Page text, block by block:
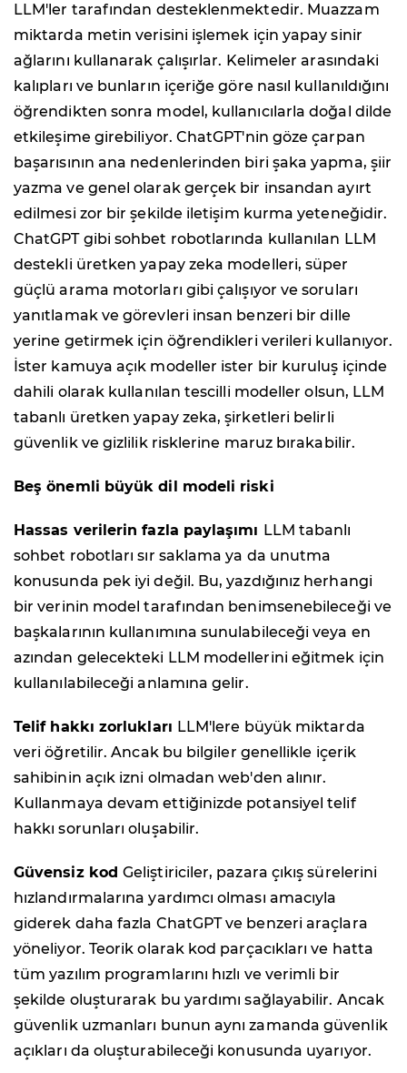
LLM'ler tarafından desteklenmektedir. Muazzam
miktarda metin verisini işlemek için yapay sinir
ağlarını kullanarak çalışırlar. Kelimeler arasındaki
kalıpları ve bunların içeriğe göre nasıl kullanıldığını
öğrendikten sonra model, kullanıcılarla doğal dilde
etkileşime girebiliyor. ChatGPT'nin göze çarpan
başarısının ana nedenlerinden biri şaka yapma, şiir
yazma ve genel olarak gerçek bir insandan ayırt
edilmesi zor bir şekilde iletişim kurma yeteneğidir.
ChatGPT gibi sohbet robotlarında kullanılan LLM
destekli üretken yapay zeka modelleri, süper
güçlü arama motorları gibi çalışıyor ve soruları
yanıtlamak ve görevleri insan benzeri bir dille
yerine getirmek için öğrendikleri verileri kullanıyor.
İster kamuya açık modeller ister bir kuruluş içinde
dahili olarak kullanılan tescilli modeller olsun, LLM
tabanlı üretken yapay zeka, şirketleri belirli
güvenlik ve gizlilik risklerine maruz bırakabilir.
Beş önemli büyük dil modeli riski
Hassas verilerin fazla paylaşımı LLM tabanlı
sohbet robotları sır saklama ya da unutma
konusunda pek iyi değil. Bu, yazdığınız herhangi
bir verinin model tarafından benimsenebileceği ve
başkalarının kullanımına sunulabileceği veya en
azından gelecekteki LLM modellerini eğitmek için
kullanılabileceği anlamına gelir.
Telif hakkı zorlukları LLM'lere büyük miktarda
veri öğretilir. Ancak bu bilgiler genellikle içerik
sahibinin açık izni olmadan web'den alınır.
Kullanmaya devam ettiğinizde potansiyel telif
hakkı sorunları oluşabilir.
Güvensiz kodGeliştiriciler, pazara çıkış sürelerini
hızlandırmalarına yardımcı olması amacıyla
giderek daha fazla ChatGPT ve benzeri araçlara
yöneliyor. Teorik olarak kod parçacıkları ve hatta
tüm yazılım programlarını hızlı ve verimli bir
şekilde oluşturarak bu yardımı sağlayabilir. Ancak
güvenlik uzmanları bunun aynı zamanda güvenlik
açıkları da oluşturabileceği konusunda uyarıyor.